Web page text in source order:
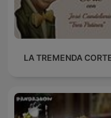
LA TREMENDA